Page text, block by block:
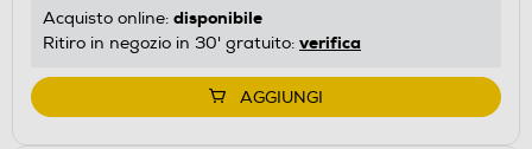
Acquisto online: disponibile
Ritiro in negozio in 30' gratuito: verifica
AGGIUNGI